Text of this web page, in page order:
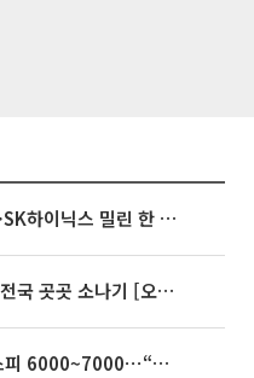
[베스트&워스트] 삼성전자·SK하이닉스 밀린 한 주…상상인증권은 85% 급등
35도 안팎 무더위 이어져…전국 곳곳 소나기 [오늘 날씨]
[주간증시전망] 다음주 코스피 6000~7000⋯“外人 수급은 정책이 변수”